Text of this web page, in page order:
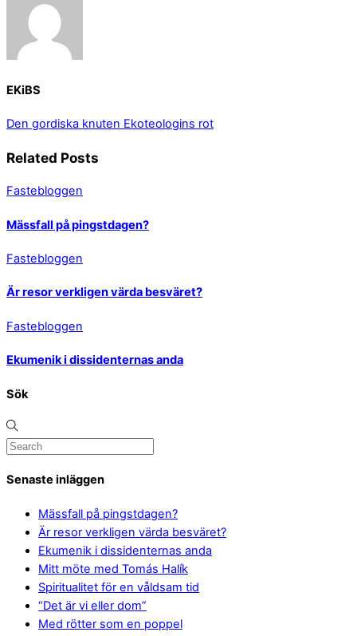
EKiBS
Den gordiska knuten Ekoteologins rot
Related Posts
Fastebloggen
Mässfall på pingstdagen?
Fastebloggen
Är resor verkligen värda besväret?
Fastebloggen
Ekumenik i dissidenternas anda
Sök
Senaste inläggen
Mässfall på pingstdagen?
Är resor verkligen värda besväret?
Ekumenik i dissidenternas anda
Mitt möte med Tomás Halík
Spiritualitet för en våldsam tid
“Det är vi eller dom”
Med rötter som en poppel